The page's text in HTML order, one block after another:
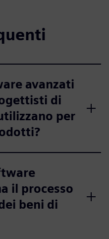
avanzati
di
per
il processo
beni di